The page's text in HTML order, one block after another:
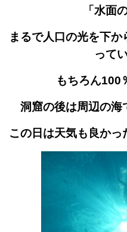
「水面
まるで人口の光を下
って
もちろん100
洞窟の後は周辺の海
この日は天気も良かっ